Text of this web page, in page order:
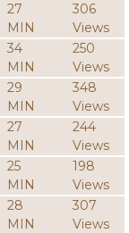
27
MIN
306
Views
34
MIN
250
Views
29
MIN
348
Views
27
MIN
244
Views
25
MIN
198
Views
28
MIN
307
Views